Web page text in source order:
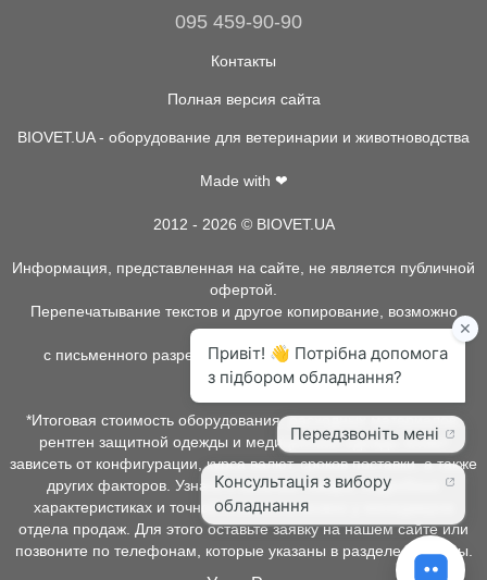
095 459-90-90
Контакты
Полная версия сайта
BIOVET.UA - оборудование для ветеринарии и животноводства
Made with ❤
2012 - 2026 © BIOVET.UA
Информация, представленная на сайте, не является публичной
офертой.
Перепечатывание текстов и другое копирование, возможно
только
с письменного разрешения администрации BIOVET.UA.
*Итоговая стоимость оборудования, расходных материалов,
рентген защитной одежды и медицинской одежды может
зависеть от конфигурации, курса валют, сроков поставки, а также
других факторов. Узнать о наличии товара, подробных
характеристиках и точной стоимости можно у менеджеров
отдела продаж. Для этого оставьте заявку на нашем сайте или
позвоните по телефонам, которые указаны в разделе контакты.